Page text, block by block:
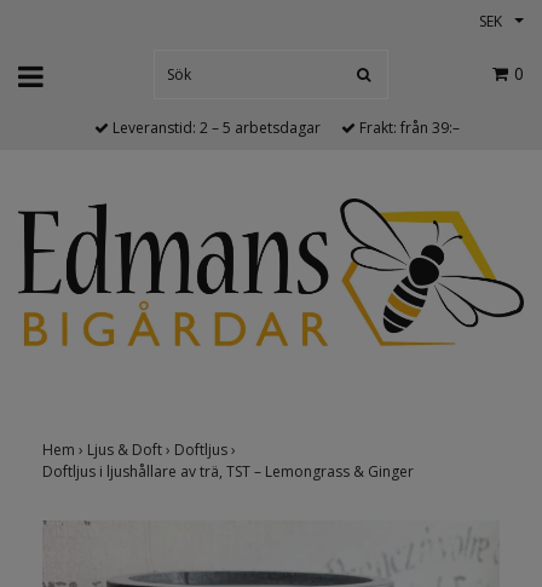
SEK
0
Leveranstid: 2 – 5 arbetsdagar Frakt: från 39:–
Hem › Ljus & Doft› Doftljus›
Doftljus i ljushållare av trä, TST – Lemongrass & Ginger